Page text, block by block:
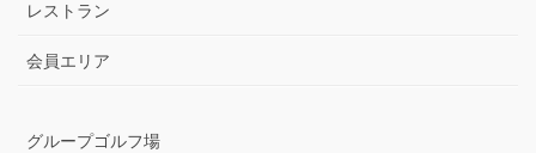
レストラン
会員エリア
グループゴルフ場